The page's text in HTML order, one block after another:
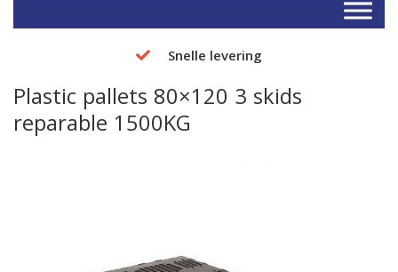
Snelle levering
Plastic pallets 80×120 3 skids
reparable 1500KG